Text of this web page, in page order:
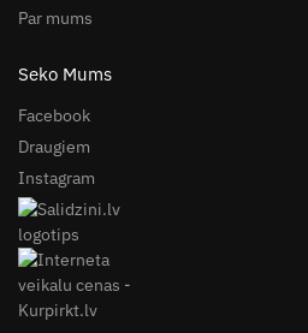
Par mums
Seko Mums
Facebook
Draugiem
Instagram